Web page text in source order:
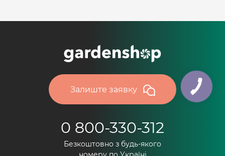
Залиште заявку
0 800-330-312
Безкоштовно з будь-якого